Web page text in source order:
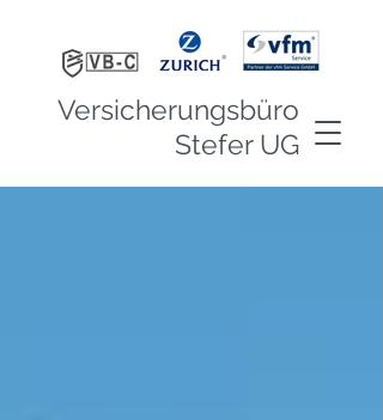
Versicherungsbüro
Stefer UG